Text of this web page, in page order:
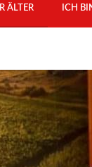
ÄLTER ICH